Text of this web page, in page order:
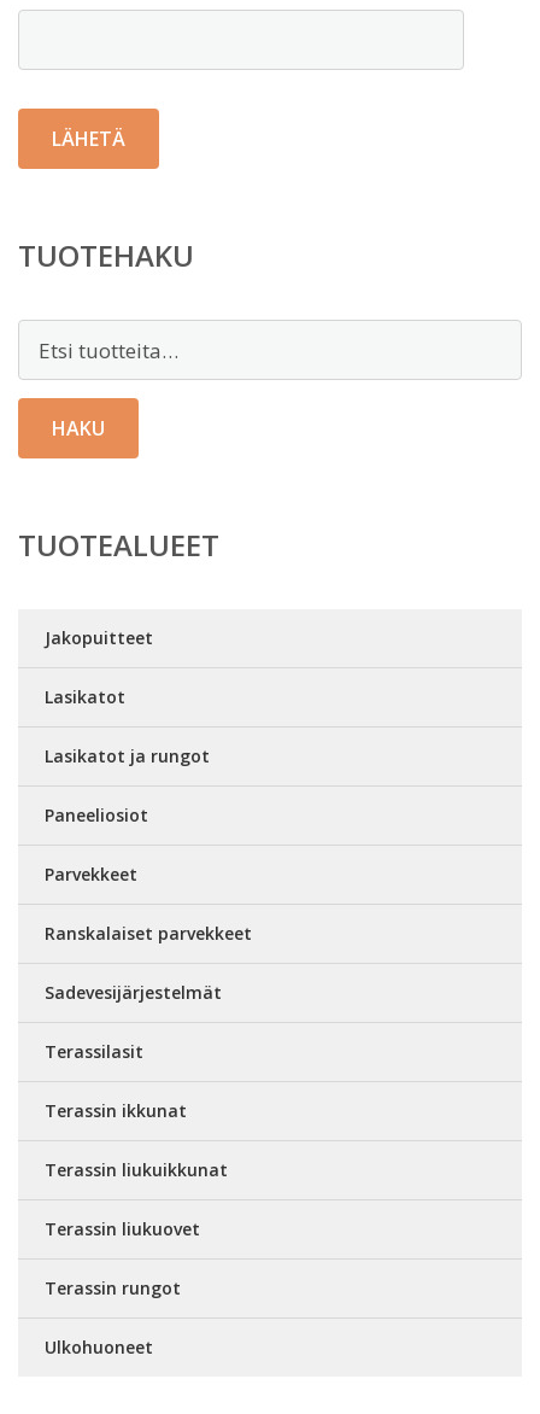
TUOTEHAKU
HAKU
TUOTEALUEET
Jakopuitteet
Lasikatot
Lasikatot ja rungot
Paneeliosiot
Parvekkeet
Ranskalaiset parvekkeet
Sadevesijärjestelmät
Terassilasit
Terassin ikkunat
Terassin liukuikkunat
Terassin liukuovet
Terassin rungot
Ulkohuoneet